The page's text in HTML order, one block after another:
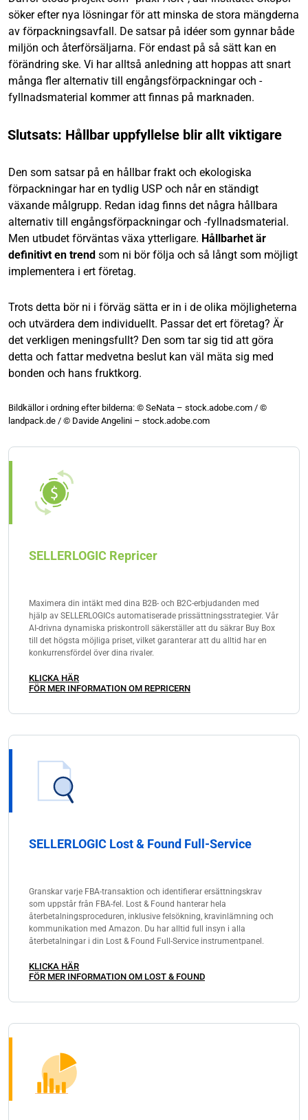
söker efter nya lösningar för att minska de stora mängderna
av förpackningsavfall. De satsar på idéer som gynnar både
miljön och återförsäljarna. För endast på så sätt kan en
förändring ske. Vi har alltså anledning att hoppas att snart
många fler alternativ till engångsförpackningar och -
fyllnadsmaterial kommer att finnas på marknaden.
Slutsats: Hållbar uppfyllelse blir allt viktigare
Den som satsar på en hållbar frakt och ekologiska
förpackningar har en tydlig USP och når en ständigt
växande målgrupp. Redan idag finns det några hållbara
alternativ till engångsförpackningar och -fyllnadsmaterial.
Men utbudet förväntas växa ytterligare. Hållbarhet är
definitivt en trend som ni bör följa och så långt som möjligt
implementera i ert företag.
Trots detta bör ni i förväg sätta er in i de olika möjligheterna
och utvärdera dem individuellt. Passar det ert företag? Är
det verkligen meningsfullt? Den som tar sig tid att göra
detta och fattar medvetna beslut kan väl mäta sig med
bonden och hans fruktkorg.
Bildkällor i ordning efter bilderna: © SeNata – stock.adobe.com / ©
landpack.de / © Davide Angelini – stock.adobe.com
SELLERLOGIC Repricer
Maximera din intäkt med dina B2B- och B2C-erbjudanden med
hjälp av SELLERLOGICs automatiserade prissättningsstrategier. Vår
AI-drivna dynamiska priskontroll säkerställer att du säkrar Buy Box
till det högsta möjliga priset, vilket garanterar att du alltid har en
konkurrensfördel över dina rivaler.
KLICKA HÄR
FÖR MER INFORMATION OM REPRICERN
SELLERLOGIC Lost & Found Full-Service
Granskar varje FBA-transaktion och identifierar ersättningskrav
som uppstår från FBA-fel. Lost & Found hanterar hela
återbetalningsproceduren, inklusive felsökning, kravinlämning och
kommunikation med Amazon. Du har alltid full insyn i alla
återbetalningar i din Lost & Found Full-Service instrumentpanel.
KLICKA HÄR
FÖR MER INFORMATION OM LOST & FOUND